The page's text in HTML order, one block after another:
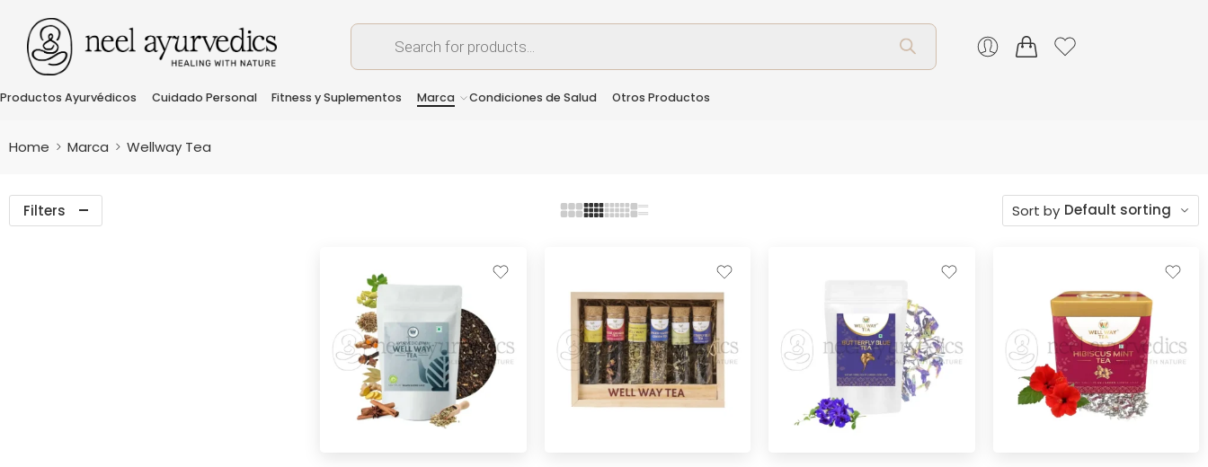
Productos Ayurvédicos Cuidado Personal Fitness y Suplementos Marca Condiciones de Salud Otros Productos
Home Marca Wellway Tea
Filters Sort by Default sorting